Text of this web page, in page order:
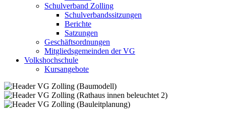
Schulverband Zolling
Schulverbandssitzungen
Berichte
Satzungen
Geschäftsordnungen
Mitgliedsgemeinden der VG
Volkshochschule
Kursangebote